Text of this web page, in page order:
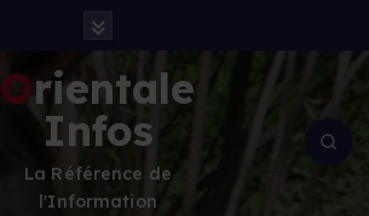
Orientale
Infos
La Référence de
l'Information